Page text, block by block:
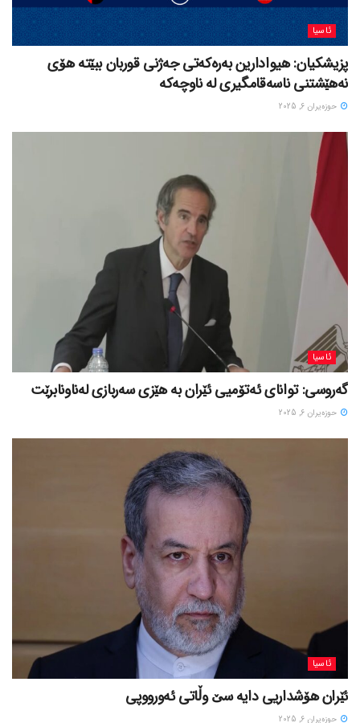
ئاسیا
پزیشکیان: هیوادارین بەرەکەتی جەژنی قوربان ببێتە هۆی
نەهێشتنی ناسەقامگیری لە ناوچەکە
حوزه‌یران 6, 2025
ئاسیا
گەروسی: توانای ئەتۆمیی ئێران بە هێزی سەربازی لەناونابرێت
حوزه‌یران 6, 2025
ئاسیا
ئێران هۆشداریی دایە سێ وڵاتی ئەورووپی
حوزه‌یران 6, 2025